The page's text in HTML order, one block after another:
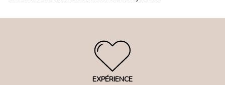
EXPÉRIENCE